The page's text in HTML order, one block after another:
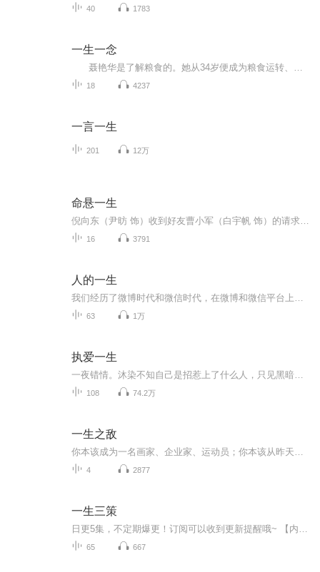
40 1783
一生一念
18 4237
一言一生
201 12万
命悬一生
16 3791
人的一生
63 1万
执爱一生
108 74.2万
一生之敌
4 2877
一生三策
65 667